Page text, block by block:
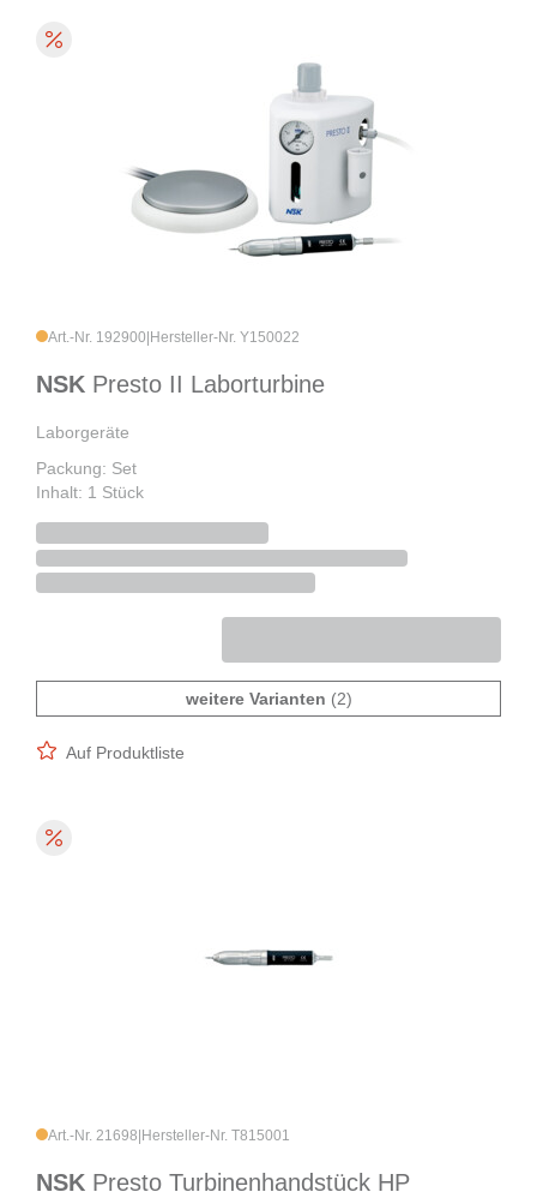
Art.-Nr. 192900 Hersteller-Nr. Y150022
NSK Presto II Laborturbine
Laborgeräte
Packung: Set
Inhalt: 1 Stück
weitere Varianten (2)
Auf Produktliste
Art.-Nr. 21698 Hersteller-Nr. T815001
NSK Presto Turbinenhandstück HP